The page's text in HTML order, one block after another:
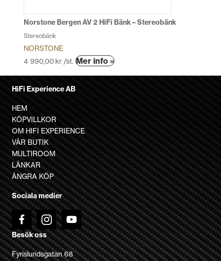
produktsidan
Norstone Bergen AV 2 HiFi Bänk – Stereobänk
Stereobänk
NORSTONE
4 990,00 kr /st. Mer info »Den
varianter.
De
olika
alternativen
kan
väljas
på
produktsidan
HiFi Experience AB
HEM
KÖPVILLKOR
OM HIFI EXPERIENCE
VÅR BUTIK
MULTIROOM
LÄNKAR
ÅNGRA KÖP
Sociala medier
Besök oss
Fyrislundsgatan 68